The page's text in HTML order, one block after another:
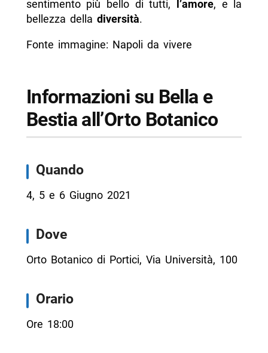
sentimento più bello di tutti, l’amore, e la
bellezza della diversità.
Fonte immagine: Napoli da vivere
Informazioni su Bella e
Bestia all’Orto Botanico
Quando
4, 5 e 6 Giugno 2021
Dove
Orto Botanico di Portici, Via Università, 100
Orario
Ore 18:00